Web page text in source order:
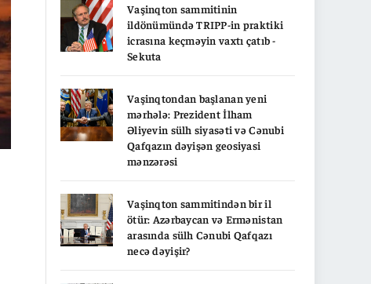
Vaşinqton sammitinin
ildönümündə TRIPP-in praktiki
icrasına keçməyin vaxtı çatıb -
Sekuta
Vaşinqtondan başlanan yeni
mərhələ: Prezident İlham
Əliyevin sülh siyasəti və Cənubi
Qafqazın dəyişən geosiyasi
mənzərəsi
Vaşinqton sammitindən bir il
ötür: Azərbaycan və Ermənistan
arasında sülh Cənubi Qafqazı
necə dəyişir?